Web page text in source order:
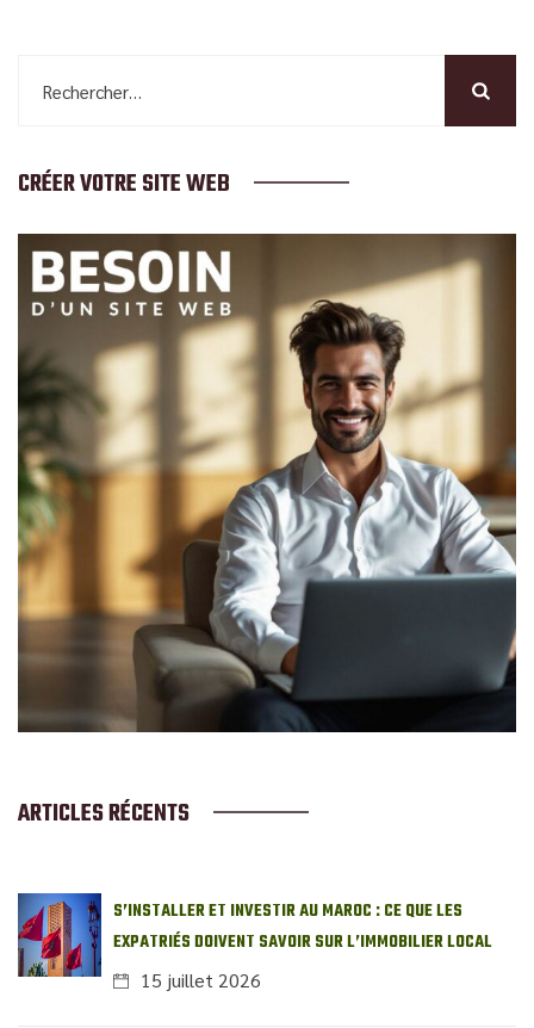
CRÉER VOTRE SITE WEB
ARTICLES RÉCENTS
S’INSTALLER ET INVESTIR AU MAROC : CE QUE LES
EXPATRIÉS DOIVENT SAVOIR SUR L’IMMOBILIER LOCAL
15 juillet 2026